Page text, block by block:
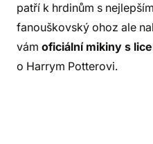
patří k hrdinům s
fanouškovský ohoz ale
vám oficiální mikiny s
o Harrym Potterovi.